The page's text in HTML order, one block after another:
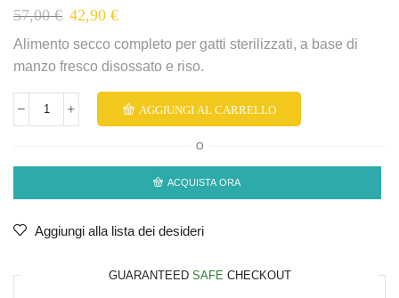
57,00€ 42,90 €
Alimento secco completo per gatti sterilizzati, a base di
manzo fresco disossato e riso.
AGGIUNGI AL CARRELLO
O
ACQUISTA ORA
Aggiungi alla lista dei desideri
GUARANTEED SAFE CHECKOUT